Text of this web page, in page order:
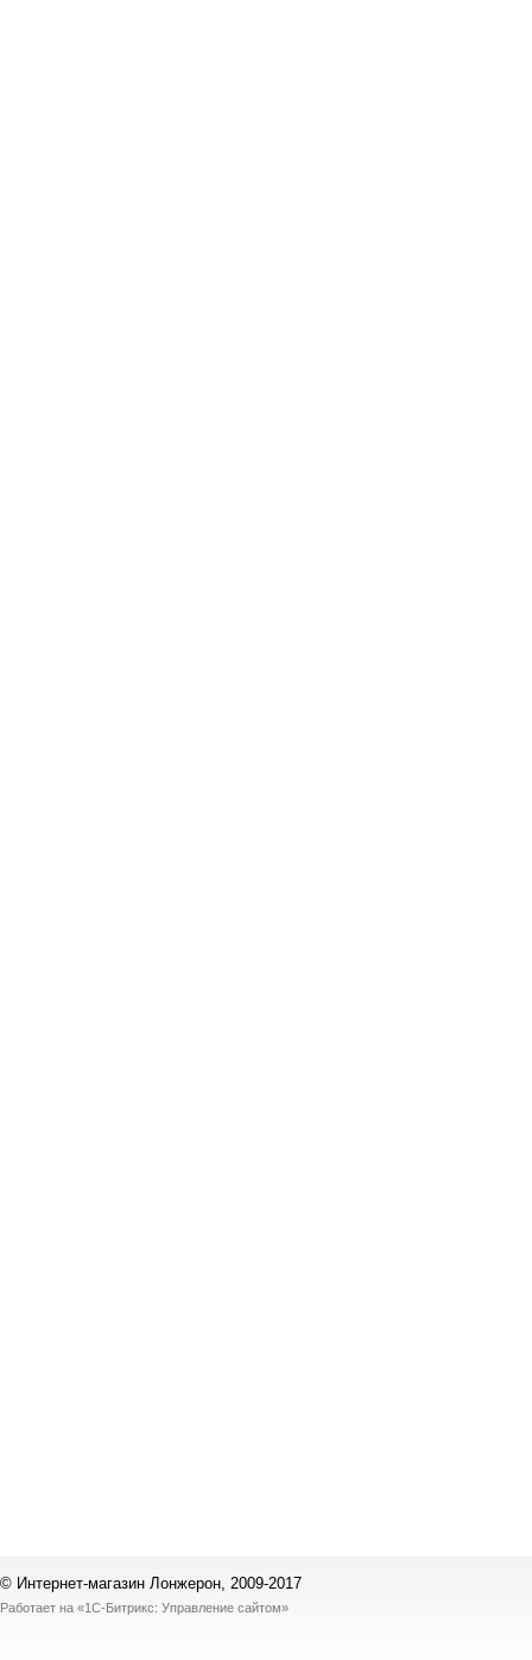
© Интернет-магазин Лонжерон, 2009-2017
Работает на «1С-Битрикс: Управление сайтом»